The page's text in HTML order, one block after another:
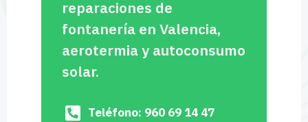
reparaciones de
fontanería en Valencia,
aerotermia y autoconsumo
solar.
Teléfono: 960 69 14 47